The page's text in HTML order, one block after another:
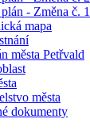
- Změna č. 1
mapa
města Petřvald
města
dokumenty